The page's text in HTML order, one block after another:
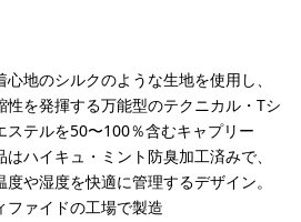
地のシルクのような生地を使用し、
を発揮する万能型のテクニカル・Tシ
ステルを50〜100％含むキャプリー
ハイキュ・ミント防臭加工済みで、
や湿度を快適に管理するデザイン。
ファイドの工場で製造